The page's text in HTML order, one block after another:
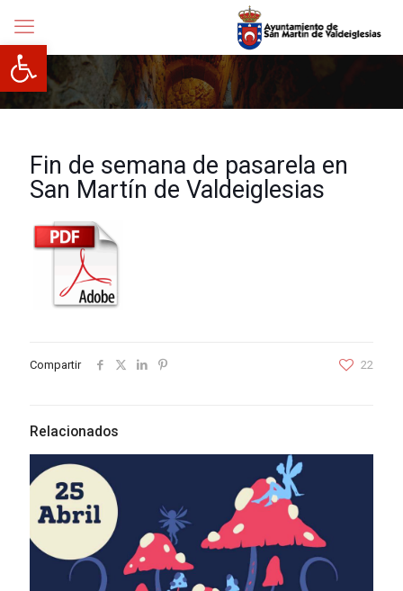
Abrir barra de herramientas
Fin de semana de pasarela en
San Martín de Valdeiglesias
Compartir 22
Relacionados